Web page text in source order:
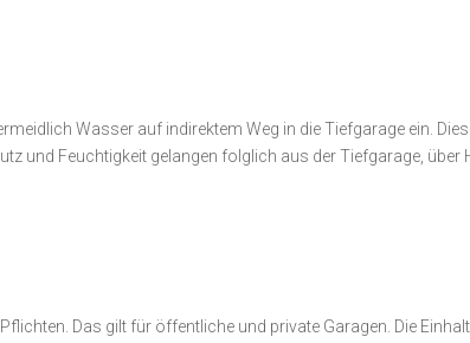
Wasser auf indirektem Weg in die Tiefgarage ein.
und Feuchtigkeit gelangen folglich aus der Tiefgarage, über
Das gilt für öffentliche und private Garagen. Die